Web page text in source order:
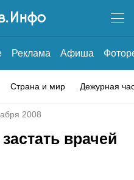
Реклама Афиша
Страна и мир Дежурная
2008
врачей